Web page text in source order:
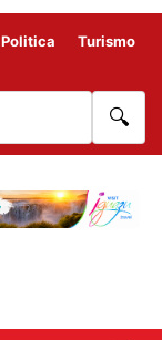
Politica
Turismo
🔍